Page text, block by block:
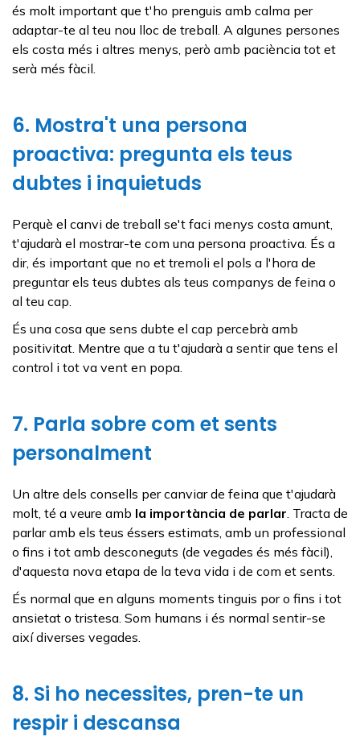
és molt important que t'ho prenguis amb calma per
adaptar-te al teu nou lloc de treball. A algunes persones
els costa més i altres menys, però amb paciència tot et
serà més fàcil.
6. Mostra't una persona
proactiva: pregunta els teus
dubtes i inquietuds
Perquè el canvi de treball se't faci menys costa amunt,
t'ajudarà el mostrar-te com una persona proactiva. És a
dir, és important que no et tremoli el pols a l'hora de
preguntar els teus dubtes als teus companys de feina o
al teu cap.
És una cosa que sens dubte el cap percebrà amb
positivitat. Mentre que a tu t'ajudarà a sentir que tens el
control i tot va vent en popa.
7. Parla sobre com et sents
personalment
Un altre dels consells per canviar de feina que t'ajudarà
molt, té a veure amb la importància de parlar . Tracta de
parlar amb els teus éssers estimats, amb un professional
o fins i tot amb desconeguts (de vegades és més fàcil),
d'aquesta nova etapa de la teva vida i de com et sents.
És normal que en alguns moments tinguis por o fins i tot
ansietat o tristesa. Som humans i és normal sentir-se
així diverses vegades.
8. Si ho necessites, pren-te un
respir i descansa